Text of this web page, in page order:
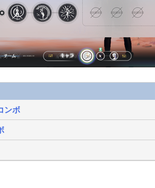
ンボ